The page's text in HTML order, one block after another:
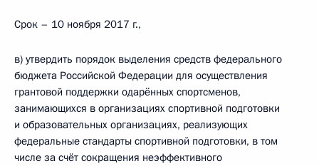
Срок – 10 ноября 2017 г.,
в) утвердить порядок выделения средств федерального
бюджета Российской Федерации для осуществления
грантовой поддержки одарённых спортсменов,
занимающихся в организациях спортивной подготовки
и образовательных организациях, реализующих
федеральные стандарты спортивной подготовки, в том
числе за счёт сокращения неэффективного